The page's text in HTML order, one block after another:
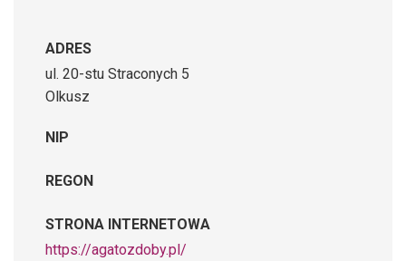
ADRES
ul. 20-stu Straconych 5
Olkusz
NIP
REGON
STRONA INTERNETOWA
https://agatozdoby.pl/